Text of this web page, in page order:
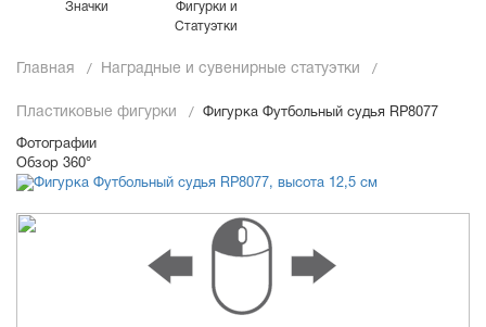
Значки
Фигурки и
Статуэтки
Главная Наградные и сувенирные статуэтки
Пластиковые фигурки Фигурка Футбольный судья RP8077
Фотографии
Обзор 360°